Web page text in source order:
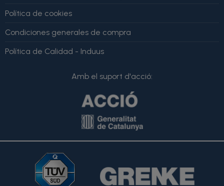
Política de cookies
Condiciones generales de compra
Política de Calidad - Induus
Amb el suport d'acció: